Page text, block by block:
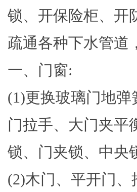
锁、开保险柜、开
疏通各种下水管道
一、门窗:
(1)更换玻璃门地
门拉手、大门夹平
锁、门夹锁、中央
(2)木门、平开门